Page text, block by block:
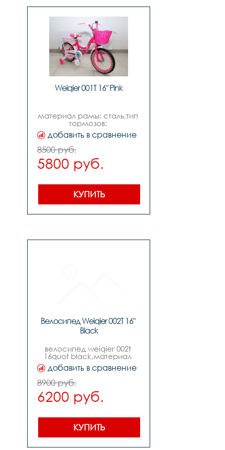
Weiqier 001T 16" Pink
материал рамы: сталь,тип
тормозов:
ножной,диаметр колес: 16
добавить в сравнение
8500 руб.
5800 руб.
КУПИТЬ
Велосипед Weiqier 002T 16"
Black
велосипед weiqier 002t
16quot black,материал
рамы: сталь,тип тормозов:
ножной,диаметр колес: 16
добавить в сравнение
8900 руб.
6200 руб.
КУПИТЬ